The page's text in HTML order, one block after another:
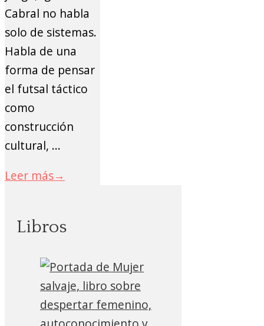
Cabral no habla
solo de sistemas.
Habla de una
forma de pensar
el futsal táctico
como
construcción
cultural, ...
Leer más→
Libros